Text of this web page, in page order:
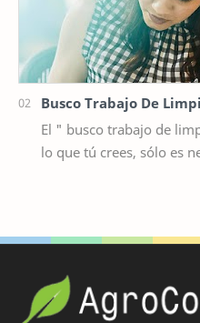
Busco Trabajo De
El " busco trabajo de
lo que tú crees, sólo es